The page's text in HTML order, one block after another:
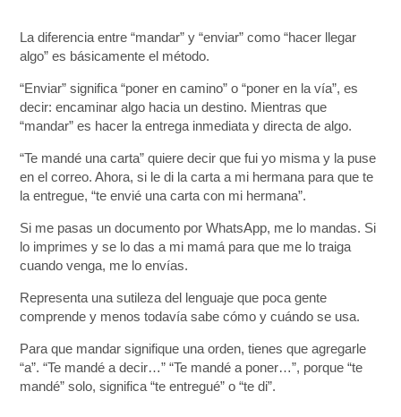
La diferencia entre “mandar” y “enviar” como “hacer llegar
algo” es básicamente el método.
“Enviar” significa “poner en camino” o “poner en la vía”, es
decir: encaminar algo hacia un destino. Mientras que
“mandar” es hacer la entrega inmediata y directa de algo.
“Te mandé una carta” quiere decir que fui yo misma y la puse
en el correo. Ahora, si le di la carta a mi hermana para que te
la entregue, “te envié una carta con mi hermana”.
Si me pasas un documento por WhatsApp, me lo mandas. Si
lo imprimes y se lo das a mi mamá para que me lo traiga
cuando venga, me lo envías.
Representa una sutileza del lenguaje que poca gente
comprende y menos todavía sabe cómo y cuándo se usa.
Para que mandar signifique una orden, tienes que agregarle
“a”. “Te mandé a decir…” “Te mandé a poner…”, porque “te
mandé” solo, significa “te entregué” o “te di”.